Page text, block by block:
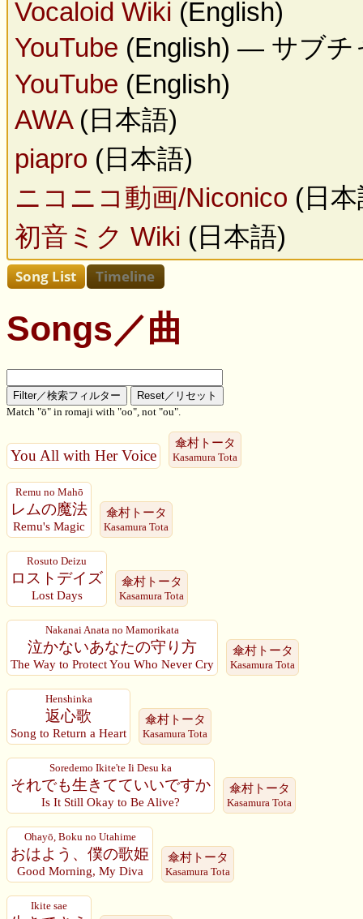
Vocaloid Wiki (English)
YouTube (English) — サブチ
YouTube (English)
AWA(日本語)
piapro (日本語)
ニコニコ動画/Niconico (日
初音ミク Wiki (日本語)
Songs／曲
Match "ō" in romaji with "oo", not "ou".
You All with Her Voice
傘村トータ
Kasamura Tota
Remu no Mahō
レムの魔法
Remu's Magic
傘村トータ
Kasamura Tota
Rosuto Deizu
ロストデイズ
Lost Days
傘村トータ
Kasamura Tota
Nakanai Anata no Mamorikata
泣かないあなたの守り方
The Way to Protect You Who Never Cry
傘村トータ
Kasamura Tota
Henshinka
返心歌
Song to Return a Heart
傘村トータ
Kasamura Tota
Soredemo Ikite'te Ii Desu ka
それでも生きてていいですか
Is It Still Okay to Be Alive?
傘村トータ
Kasamura Tota
Ohayō, Boku no Utahime
おはよう、僕の歌姫
Good Morning, My Diva
傘村トータ
Kasamura Tota
Ikite sae